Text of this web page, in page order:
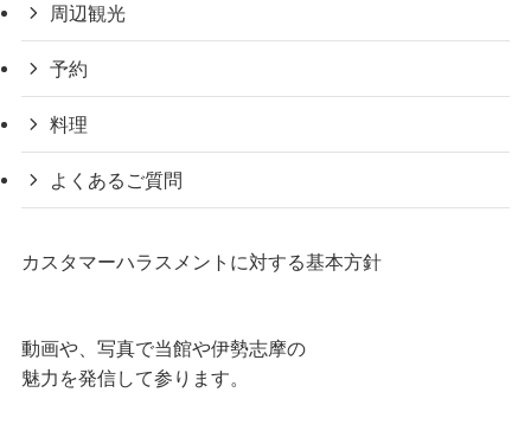
周辺観光
予約
料理
よくあるご質問
カスタマーハラスメントに対する基本方針
動画や、写真で当館や伊勢志摩の
魅力を発信して参ります。